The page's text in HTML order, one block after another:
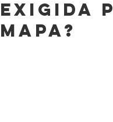
exigida
MAPA?